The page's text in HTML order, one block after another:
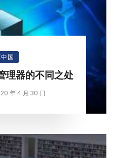
国
理器的不同之处
年 4 月 30 日